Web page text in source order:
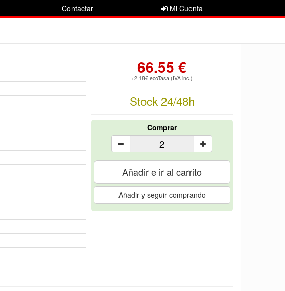
Contactar Mi Cuenta
66.55 €
+2.18€ ecoTasa (IVA inc.)
Stock 24/48h
Comprar
Añadir e ir al carrito
Añadir y seguir comprando